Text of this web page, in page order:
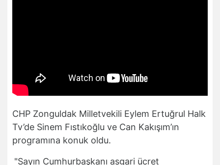
CHP Zonguldak Milletvekili Eylem Ertuğrul Halk
Tv’de Sinem Fıstıkoğlu ve Can Kakışım’ın
programına konuk oldu.
"Sayın Cumhurbaşkanı asgari ücret